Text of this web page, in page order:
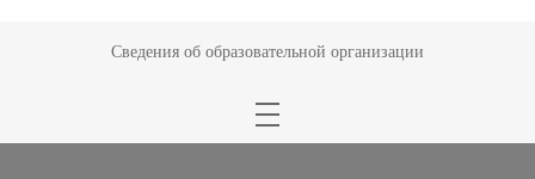
Сведения об образовательной организации